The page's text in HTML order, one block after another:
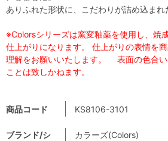
商品コード KS8106-3101
ブランド/シ
カラーズ(Colors)
ありふれた形状に、こだわりが詰め込まれ
※Colorsシリーズは窯変釉薬を使用し、焼
仕上がりになります。 仕上がりの表情を
理解をお願いいたします。 表面の色合い
ことは致しかねます。